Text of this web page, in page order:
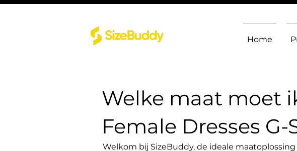
Home
Welke maat moet
Female Dresses G-
Welkom bij SizeBuddy, de ideale